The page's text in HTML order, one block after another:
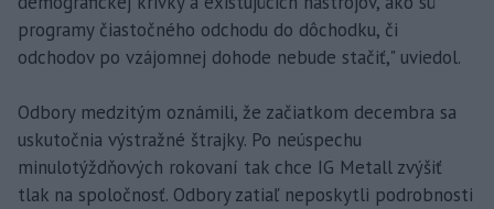
programy čiastočného odchodu do dôchodku, či
odchodov po vzájomnej dohode nebude stačiť," uviedol.
Odbory medzitým oznámili, že začiatkom decembra sa
uskutočnia výstražné štrajky. Po neúspechu
minulotýždňových rokovaní tak chce IG Metall zvýšiť
tlak na spoločnosť. Odbory zatiaľ neposkytli podrobnosti